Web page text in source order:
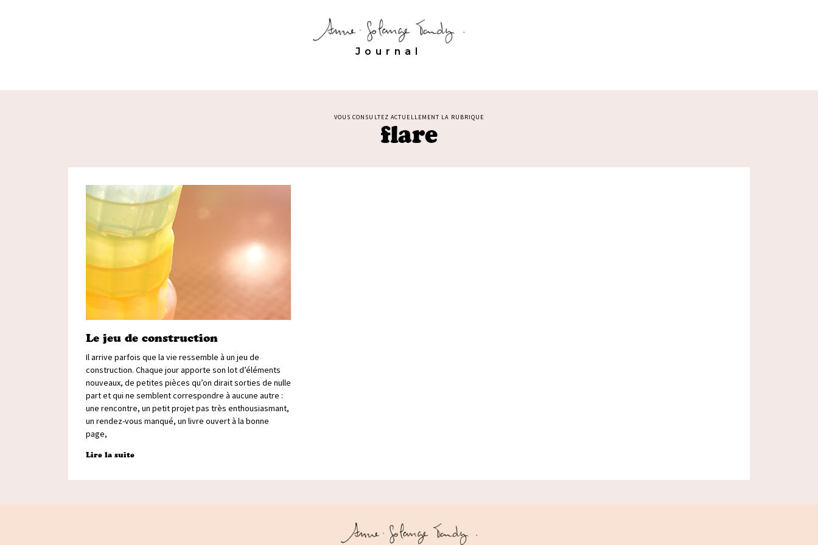
Journal
VOUS CONSULTEZ ACTUELLEMENT LA RUBRIQUE
flare
Le jeu de construction
Il arrive parfois que la vie ressemble à un jeu de
construction. Chaque jour apporte son lot d’éléments
nouveaux, de petites pièces qu’on dirait sorties de nulle
part et qui ne semblent correspondre à aucune autre :
une rencontre, un petit projet pas très enthousiasmant,
un rendez-vous manqué, un livre ouvert à la bonne
page,
Lire la suite